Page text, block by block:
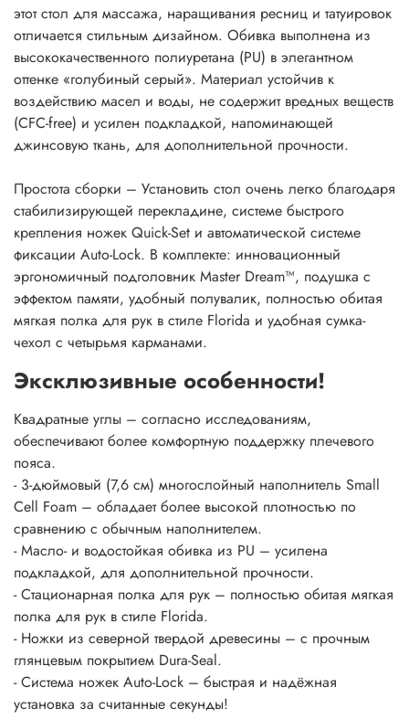
этот стол для массажа, наращивания ресниц и татуировок
отличается стильным дизайном. Обивка выполнена из
высококачественного полиуретана (PU) в элегантном
оттенке «голубиный серый». Материал устойчив к
воздействию масел и воды, не содержит вредных веществ
(CFC-free) и усилен подкладкой, напоминающей
джинсовую ткань, для дополнительной прочности.
Простота сборки – Установить стол очень легко благодаря
стабилизирующей перекладине, системе быстрого
крепления ножек Quick-Set и автоматической системе
фиксации Auto-Lock. В комплекте: инновационный
эргономичный подголовник Master Dream™, подушка с
эффектом памяти, удобный полувалик, полностью обитая
мягкая полка для рук в стиле Florida и удобная сумка-
чехол с четырьмя карманами.
Эксклюзивные особенности!
Квадратные углы – согласно исследованиям,
обеспечивают более комфортную поддержку плечевого
пояса.
- 3-дюймовый (7,6 см) многослойный наполнитель Small
Cell Foam – обладает более высокой плотностью по
сравнению с обычным наполнителем.
- Масло- и водостойкая обивка из PU – усилена
подкладкой, для дополнительной прочности.
- Стационарная полка для рук – полностью обитая мягкая
полка для рук в стиле Florida.
- Ножки из северной твердой древесины – с прочным
глянцевым покрытием Dura-Seal.
- Система ножек Auto-Lock – быстрая и надёжная
установка за считанные секунды!